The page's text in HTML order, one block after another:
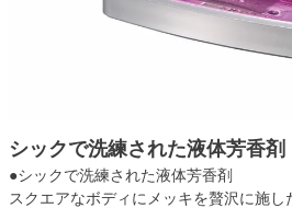
シックで洗練された液体芳香剤
●シックで洗練された液体芳香剤
スクエアなボディにメッキを贅沢に施し